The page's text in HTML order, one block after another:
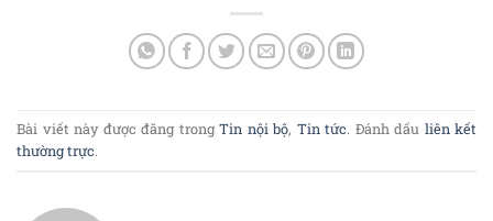
Bài viết này được đăng trong Tin nội bộ, Tin tức. Đánh dấu liên kết
thường trực.